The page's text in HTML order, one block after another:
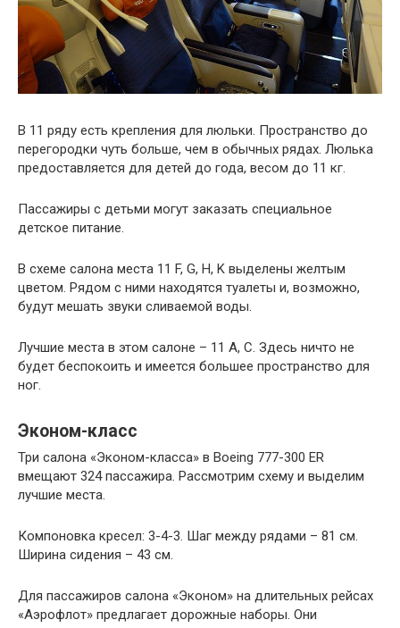
В 11 ряду есть крепления для люльки. Пространство до
перегородки чуть больше, чем в обычных рядах. Люлька
предоставляется для детей до года, весом до 11 кг.
Пассажиры с детьми могут заказать специальное
детское питание.
В схеме салона места 11 F, G, H, K выделены желтым
цветом. Рядом с ними находятся туалеты и, возможно,
будут мешать звуки сливаемой воды.
Лучшие места в этом салоне – 11 А, С. Здесь ничто не
будет беспокоить и имеется большее пространство для
ног.
Эконом-класс
Три салона «Эконом-класса» в Вoeing 777-300 ER
вмещают 324 пассажира. Рассмотрим схему и выделим
лучшие места.
Компоновка кресел: 3-4-3. Шаг между рядами – 81 см.
Ширина сидения – 43 см.
Для пассажиров салона «Эконом» на длительных рейсах
«Аэрофлот» предлагает дорожные наборы. Они